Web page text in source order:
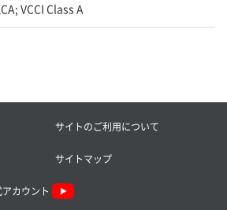
VCCI Class A
サイトのご利用について
サイトマップ
カウント